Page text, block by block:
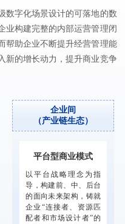
数字化场景设计的可落地的数
业构建完整的内部运营管理闭
帮助企业不断提升经营管理能
新的增长动力，提升商业竞争
企业间
（产业链生态）
平台型商业模式
以平台战略理念为指
导，构建前、中、后台
的面向未来架构，铸就
企业“连接者、资源匹
配者和市场设计者”的